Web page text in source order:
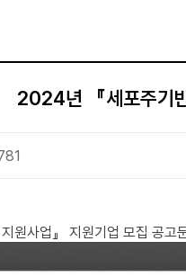
2024년 『세포주기
원사업』 지원기업 모집 공고